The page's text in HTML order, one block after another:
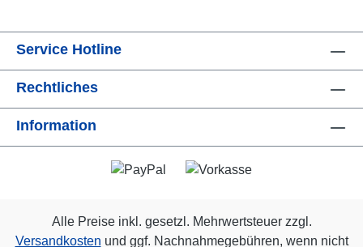
Service Hotline
Rechtliches
Information
Alle Preise inkl. gesetzl. Mehrwertsteuer zzgl.
Versandkosten und ggf. Nachnahmegebühren, wenn nicht